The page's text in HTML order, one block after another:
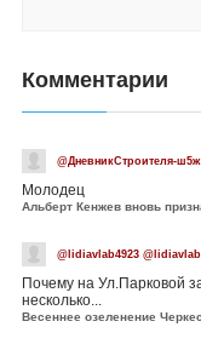
Комментарии
@ДневникСтроителя-
Молодец
Альберт Кенжев вновь
@lidiavlab4923
Почему на Ул.Парковой
несколько...
Весеннее озеленение